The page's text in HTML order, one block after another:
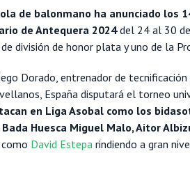
de balonmano ha anunciado los
de Antequera 2024del 24 al 30
división de honor plata y uno de la
Dorado, entrenador de
España disputará el torneo
en Liga Asobal como los
Huesca Miguel Malo, Aitor
David Estepa rindiendo a gran